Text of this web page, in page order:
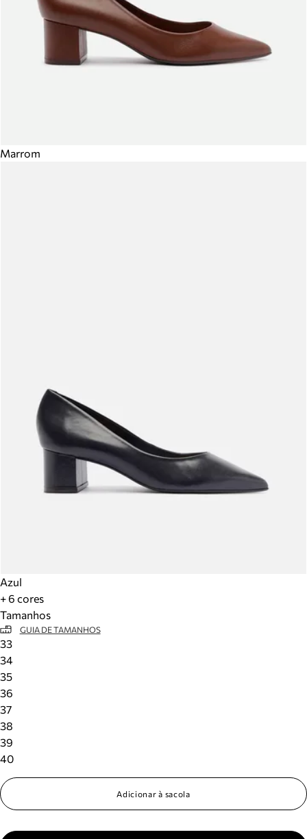
Marrom
Azul
+ 6 cores
Tamanhos
GUIA DE TAMANHOS
33
34
35
36
37
38
39
40
Adicionar à sacola